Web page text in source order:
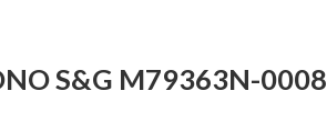
S&G M79363N-0008